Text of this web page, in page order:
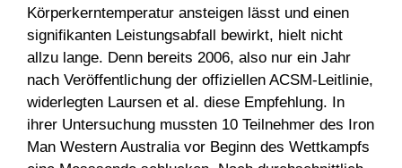
Körperkerntemperatur ansteigen lässt und einen
signifikanten Leistungsabfall bewirkt, hielt nicht
allzu lange. Denn bereits 2006, also nur ein Jahr
nach Veröffentlichung der offiziellen ACSM-Leitlinie,
widerlegten Laursen et al. diese Empfehlung. In
ihrer Untersuchung mussten 10 Teilnehmer des Iron
Man Western Australia vor Beginn des Wettkampfs